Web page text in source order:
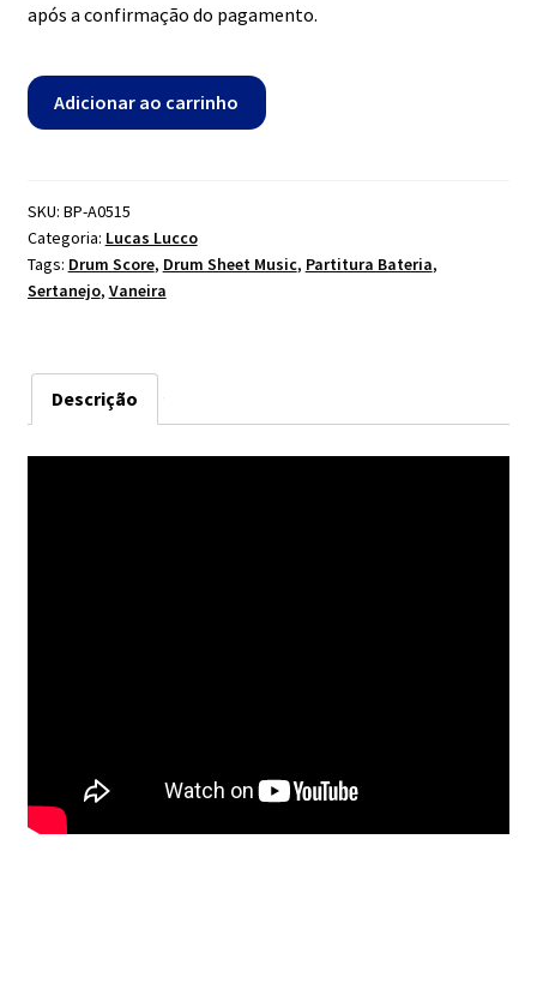
após a confirmação do pagamento.
Batom
Vermelho
Lucco
quantidade
Adicionar ao carrinho
SKU: BP-A0515
Categoria: Lucas Lucco
Tags: Drum Score, Drum Sheet Music, Partitura Bateria,
Sertanejo, Vaneira
Descrição